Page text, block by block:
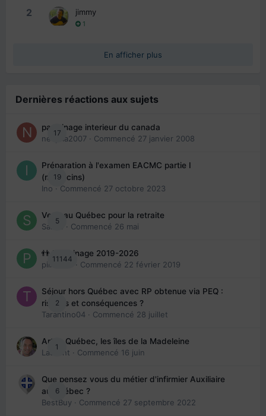
2 jimmy
1
En afficher plus
Dernières réactions aux sujets
17
parrainage interieur du canada
nedjma2007 · Commencé 27 janvier 2008
19
Préparation à l'examen EACMC partie I
(médecins)
Ino · Commencé 27 octobre 2023
5
Venir au Québec pour la retraite
Sab74
· Commencé 26 mai
11144
👬 Parrainage 2019-2026
piinoush · Commencé 22 février 2019
2
Séjour hors Québec avec RP obtenue via PEQ :
risques et conséquences ?
Tarantino04 · Commencé 28 juillet
1
Arte : Québec, les îles de la Madeleine
Laurent · Commencé 16 juin
6
Que pensez vous du métier d'infirmier Auxiliaire
au Québec ?
BestBuy · Commencé 27 septembre 2022